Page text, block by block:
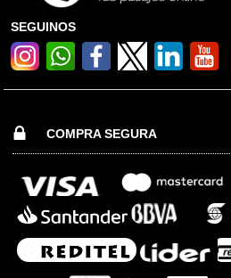
SEGUINOS
COMPRA SEGURA